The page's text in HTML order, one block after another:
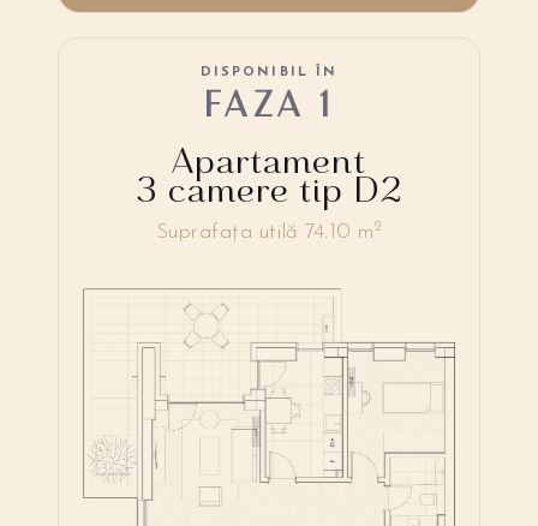
Apartament
3 camere tip D2
DISPONIBIL ÎN
FAZA 1
Suprafața utilă 74.10 m2